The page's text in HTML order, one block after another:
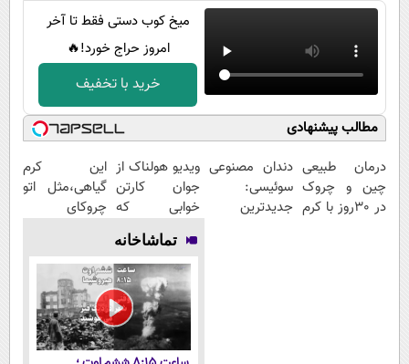
میخ کوب دستی فقط تا آخر
امروز حراج خورد!🔥
خرید با تخفیف
مطالب پیشنهادی
درمان طبیعی
چین و چروک
در 30روز با کرم
دندان مصنوعی
سوئیسی:
جدیدترین
ویدیو هولناک از
جوان کارتن
خوابی که
میلیاردر شد.
آموزش رایگان
این کرم
گیاهی،مثل اتو
چروکای
تماشاخانه